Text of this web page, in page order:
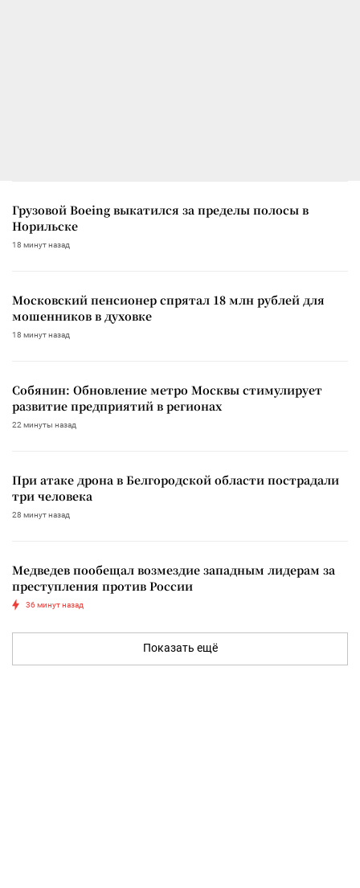
Грузовой Boeing выкатился за пределы полосы в
Норильске
18 минут назад
Московский пенсионер спрятал 18 млн рублей для
мошенников в духовке
18 минут назад
Собянин: Обновление метро Москвы стимулирует
развитие предприятий в регионах
22 минуты назад
При атаке дрона в Белгородской области пострадали
три человека
28 минут назад
Медведев пообещал возмездие западным лидерам за
преступления против России
36 минут назад
Показать ещё